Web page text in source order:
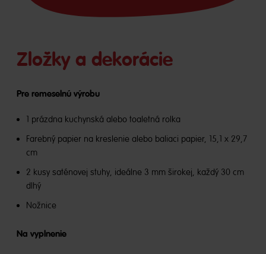
Zložky a dekorácie
Pre remeselnú výrobu
1 prázdna kuchynská alebo toaletná rolka
Farebný papier na kreslenie alebo baliaci papier, 15,1 x 29,7
cm
2 kusy saténovej stuhy, ideálne 3 mm širokej, každý 30 cm
dlhý
Nožnice
Na vyplnenie